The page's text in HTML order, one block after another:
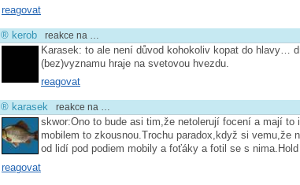
reagovat
® kerob reakce na …
Karasek: to ale není důvod kohokoliv kopat do hlavy…
(bez)vyznamu hraje na svetovou hvezdu.
reagovat
® karasek reakce na …
skwor:Ono to bude asi tim,že netolerují focení a mají to
mobilem to zkousnou.Trochu paradox,když si vemu,že
od lidí pod podiem mobily a foťáky a fotil se s
reagovat